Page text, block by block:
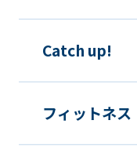
Catch up!
フィットネス